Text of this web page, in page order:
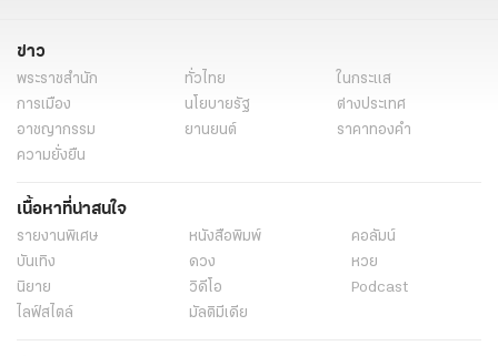
ข่าว
พระราชสำนัก ทั่วไทย
ในกระแส
การเมือง
นโยบายรัฐ
ต่างประเทศ
อาชญากรรม
ยานยนต์
ราคาทองคำ
ความยั่งยืน
เนื้อหาที่น่าสนใจ
รายงานพิเศษ หนังสือพิมพ์
คอลัมน์
บันเทิง
ดวง
หวย
นิยาย
วิดีโอ
Podcast
ไลฟ์สไตล์
มัลติมีเดีย